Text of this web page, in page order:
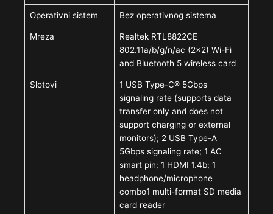
Operativni sistem Bez operativnog sistema
Mreza
Realtek RTL8822CE
802.11a/b/g/n/ac (2×2) Wi-Fi
and Bluetooth 5 wireless card
Slotovi
1 USB Type-C® 5Gbps
signaling rate (supports data
transfer only and does not
support charging or external
monitors); 2 USB Type-A
5Gbps signaling rate; 1 AC
smart pin; 1 HDMI 1.4b; 1
headphone/microphone
combo1 multi-format SD media
card reader